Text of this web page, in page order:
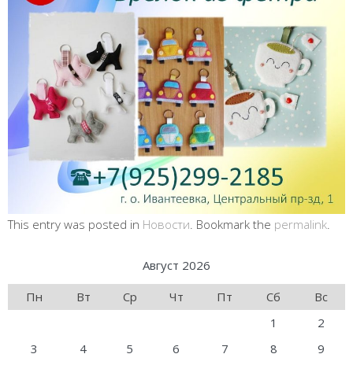
This entry was posted in Новости . Bookmark the permalink
Август 2026
Пн
Вт Ср Чт Пт Сб
Вс
1
2
3
4 5 6 7 8
9